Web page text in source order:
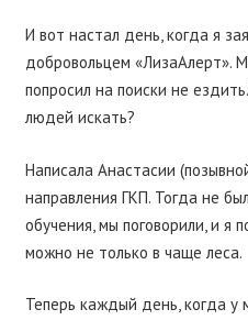
И вот настал день, когда я
добровольцем «ЛизаАлерт».
попросил на поиски не
людей искать?
Написала Анастасии
направления ГКП. Тогда не
обучения, мы поговорили, и я
можно не только в чаще леса.
Теперь каждый день, когда у